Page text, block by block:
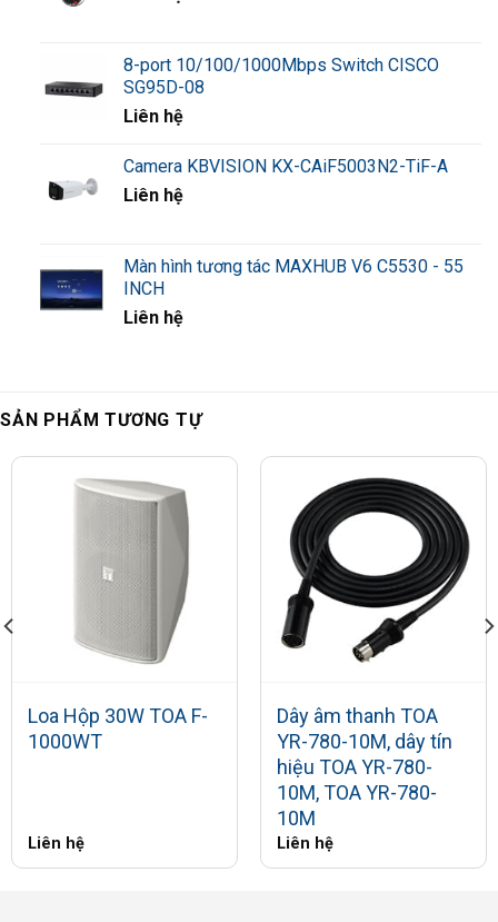
8-port 10/100/1000Mbps Switch CISCO
SG95D-08
Liên hệ
Camera KBVISION KX-CAiF5003N2-TiF-A
Liên hệ
Màn hình tương tác MAXHUB V6 C5530 - 55
INCH
Liên hệ
SẢN PHẨM TƯƠNG TỰ
Loa Hộp 30W TOA F-
1000WT
Liên hệ
Dây âm thanh TOA
YR-780-10M, dây tín
hiệu TOA YR-780-
10M, TOA YR-780-
10M
Liên hệ